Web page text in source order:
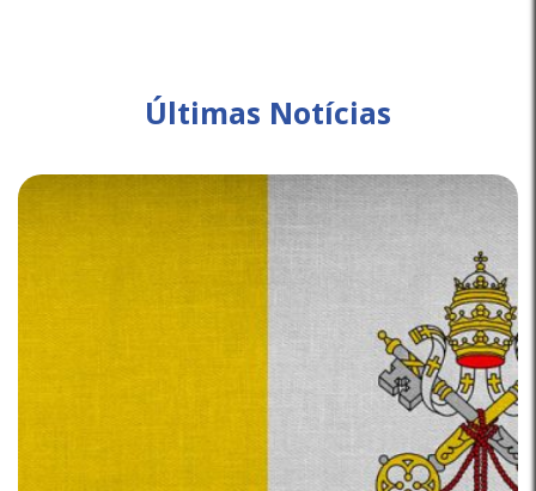
Últimas Notícias